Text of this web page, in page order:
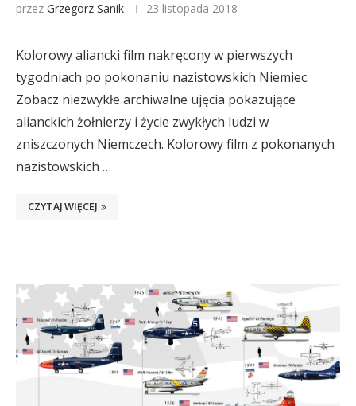
przez Grzegorz Sanik 23 listopada 2018
Kolorowy aliancki film nakręcony w pierwszych
tygodniach po pokonaniu nazistowskich Niemiec.
Zobacz niezwykłe archiwalne ujęcia pokazujące
alianckich żołnierzy i życie zwykłych ludzi w
zniszczonych Niemczech. Kolorowy film z pokonanych
nazistowskich …
CZYTAJ WIĘCEJ